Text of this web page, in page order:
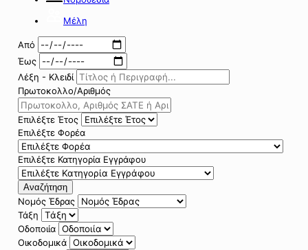
Μέλη
Από
Έως
Λέξη - Κλειδί
Πρωτοκολλο/Αριθμός
Επιλέξτε Έτος
Επιλέξτε Φορέα
Επιλέξτε Κατηγορία Εγγράφου
Αναζήτηση
Νομός Έδρας
Τάξη
Οδοποιία
Οικοδομικά